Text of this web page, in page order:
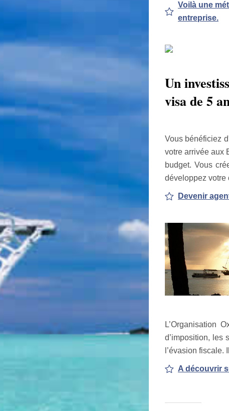
Voilà une
entreprise.
Un
visa de 5
Vous bénéficiez
votre arrivée aux
budget. Vous
développez votre
Devenir
L’Organisation
d’imposition, les
l’évasion
A découvrir